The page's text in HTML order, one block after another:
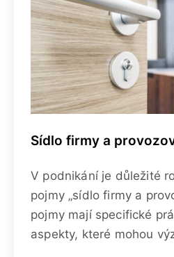
Sídlo firmy a
V podnikání je důležité
pojmy „sídlo firmy a
pojmy mají specifické
aspekty, které mohou